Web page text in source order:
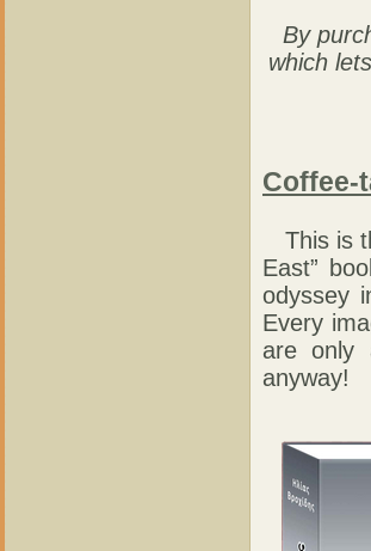
By
which
Coffee-
This is
East”
odyssey
Every
are only
anyway!